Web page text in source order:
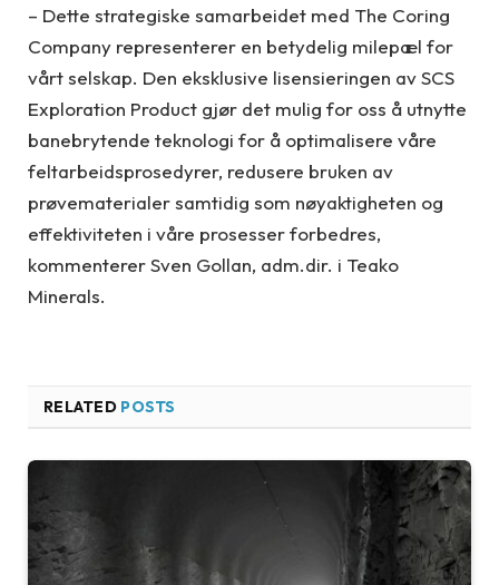
– Dette strategiske samarbeidet med The Coring
Company representerer en betydelig milepæl for
vårt selskap. Den eksklusive lisensieringen av SCS
Exploration Product gjør det mulig for oss å utnytte
banebrytende teknologi for å optimalisere våre
feltarbeidsprosedyrer, redusere bruken av
prøvematerialer samtidig som nøyaktigheten og
effektiviteten i våre prosesser forbedres,
kommenterer Sven Gollan, adm.dir. i Teako
Minerals.
RELATED POSTS